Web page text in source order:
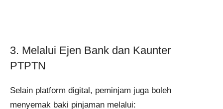
3. Melalui Ejen Bank dan Kaunter
PTPTN
Selain platform digital, peminjam juga boleh
menyemak baki pinjaman melalui: